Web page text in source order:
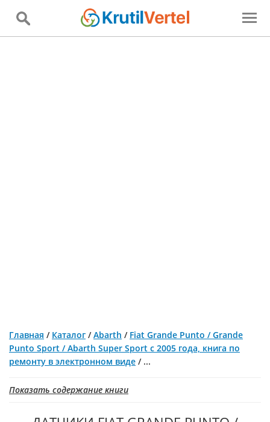
Главная / Каталог /Abarth / Fiat Grande Punto / Grande
Punto Sport / Abarth Super Sport с 2005 года, книга по
ремонту в электронном виде / ...
Показать содержание книги